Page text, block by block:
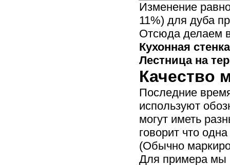
Изменение
11%) для дуба
Отсюда делаем
Кухонная стенка
Лестница на
Качество
Последние
используют
могут иметь
говорит что
(Обычно
Для примера мы